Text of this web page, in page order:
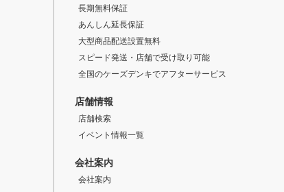
長期無料保証
あんしん延長保証
大型商品配送設置無料
スピード発送・店舗で受け取り可能
全国のケーズデンキでアフターサービス
店舗情報
店舗検索
イベント情報一覧
会社案内
会社案内